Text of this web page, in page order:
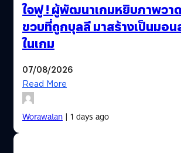
ใจฟู ! ผู้พัฒนาเกมหยิบภาพวา
ขวบที่ถูกบุลลี มาสร้างเป็นมอน
ในเกม
07/08/2026
Read More
Worawalan| 1 days ago